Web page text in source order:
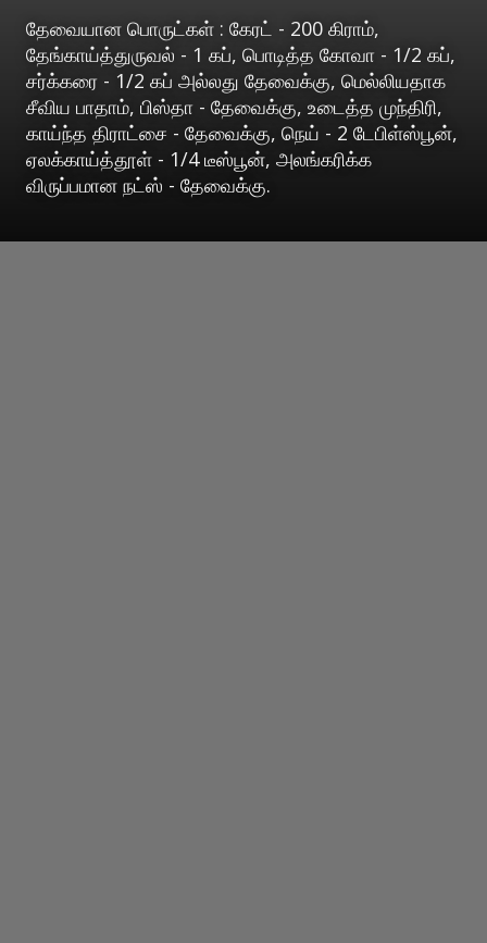
தேவையான பொருட்கள் : கேரட் - 200 கிராம்,
தேங்காய்த்துருவல் - 1 கப், பொடித்த கோவா - 1/2 கப்,
சர்க்கரை - 1/2 கப் அல்லது தேவைக்கு, மெல்லியதாக
சீவிய பாதாம், பிஸ்தா - தேவைக்கு, உடைத்த முந்திரி,
காய்ந்த திராட்சை - தேவைக்கு, நெய் - 2 டேபிள்ஸ்பூன்,
ஏலக்காய்த்தூள் - 1/4 டீஸ்பூன், அலங்கரிக்க
விருப்பமான நட்ஸ் - தேவைக்கு.